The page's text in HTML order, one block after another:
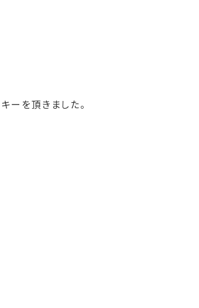
ーを頂きました。